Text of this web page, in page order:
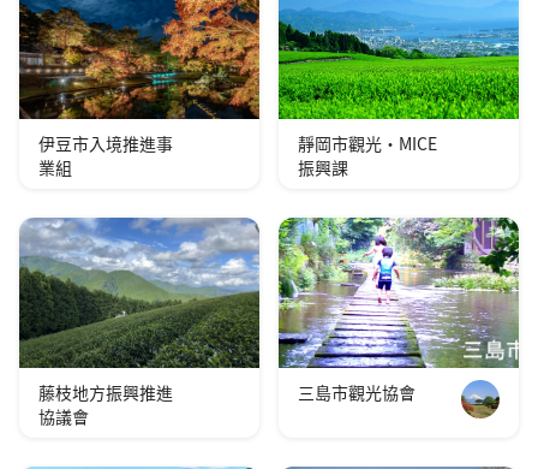
伊豆市入境推進事
業組
靜岡市觀光·MICE
振興課
藤枝地方振興推進
協議會
三島市觀光協會